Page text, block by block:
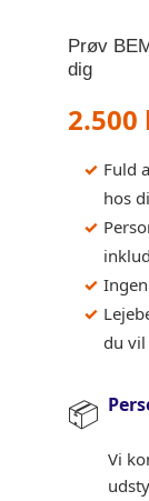
Prøv
dig
2.500
Fuld
hos
du
📦
Vi